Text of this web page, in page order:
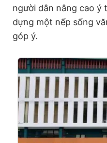
người dân nâng cao ý
dựng một nếp sống
góp ý.